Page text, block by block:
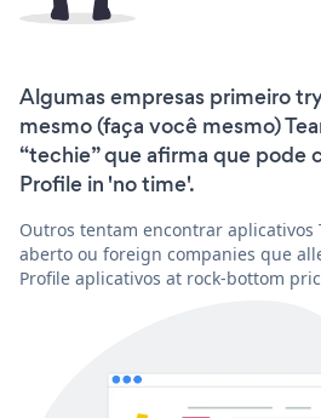
Algumas empresas primeiro
mesmo (faça você mesmo)
“techie” que afirma que pode
Profile in 'no time'.
Outros tentam encontrar aplicativos
aberto ou foreign companies que
Profile aplicativos at rock-bottom